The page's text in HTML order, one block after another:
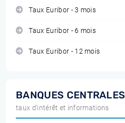
Taux Euribor - 3 mois
Taux Euribor - 6 mois
Taux Euribor - 12 mois
BANQUES CENTRALES
taux d'intérêt et informations